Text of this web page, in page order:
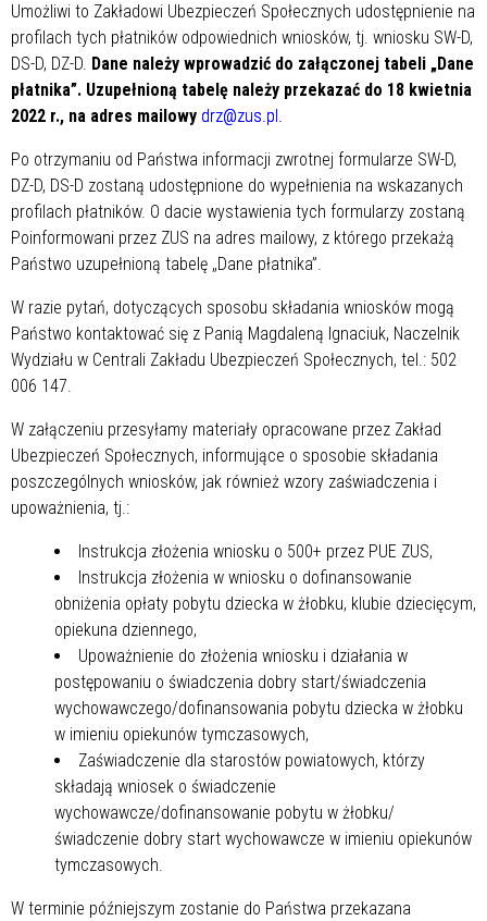
Umożliwi to Zakładowi Ubezpieczeń Społecznych udostępnienie na
profilach tych płatników odpowiednich wniosków, tj. wniosku SW-D,
DS-D, DZ-D. Dane należy wprowadzić do załączonej tabeli „Dane
płatnika”. Uzupełnioną tabelę należy przekazać do 18 kwietnia
2022 r., na adres mailowy drz@zus.pl.
Po otrzymaniu od Państwa informacji zwrotnej formularze SW-D,
DZ-D, DS-D zostaną udostępnione do wypełnienia na wskazanych
profilach płatników. O dacie wystawienia tych formularzy zostaną
Poinformowani przez ZUS na adres mailowy, z którego przekażą
Państwo uzupełnioną tabelę „Dane płatnika”.
W razie pytań, dotyczących sposobu składania wniosków mogą
Państwo kontaktować się z Panią Magdaleną Ignaciuk, Naczelnik
Wydziału w Centrali Zakładu Ubezpieczeń Społecznych, tel.: 502
006 147.
W załączeniu przesyłamy materiały opracowane przez Zakład
Ubezpieczeń Społecznych, informujące o sposobie składania
poszczególnych wniosków, jak również wzory zaświadczenia i
upoważnienia, tj.:
Instrukcja złożenia wniosku o 500+ przez PUE ZUS,
Instrukcja złożenia w wniosku o dofinansowanie
obniżenia opłaty pobytu dziecka w żłobku, klubie dziecięcym,
opiekuna dziennego,
Upoważnienie do złożenia wniosku i działania w
postępowaniu o świadczenia dobry start/świadczenia
wychowawczego/dofinansowania pobytu dziecka w żłobku
w imieniu opiekunów tymczasowych,
Zaświadczenie dla starostów powiatowych, którzy
składają wniosek o świadczenie
wychowawcze/dofinansowanie pobytu w żłobku/
świadczenie dobry start wychowawcze w imieniu opiekunów
tymczasowych.
W terminie późniejszym zostanie do Państwa przekazana